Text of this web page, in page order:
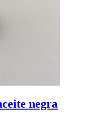
negra